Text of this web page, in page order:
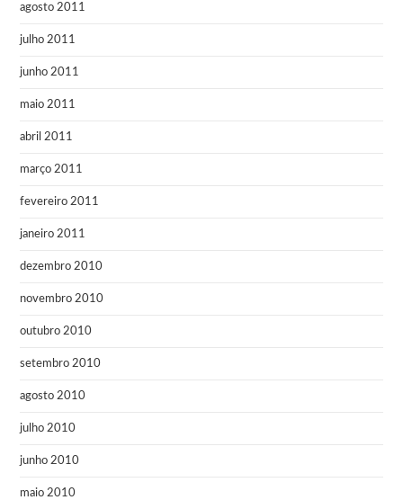
agosto 2011
julho 2011
junho 2011
maio 2011
abril 2011
março 2011
fevereiro 2011
janeiro 2011
dezembro 2010
novembro 2010
outubro 2010
setembro 2010
agosto 2010
julho 2010
junho 2010
maio 2010